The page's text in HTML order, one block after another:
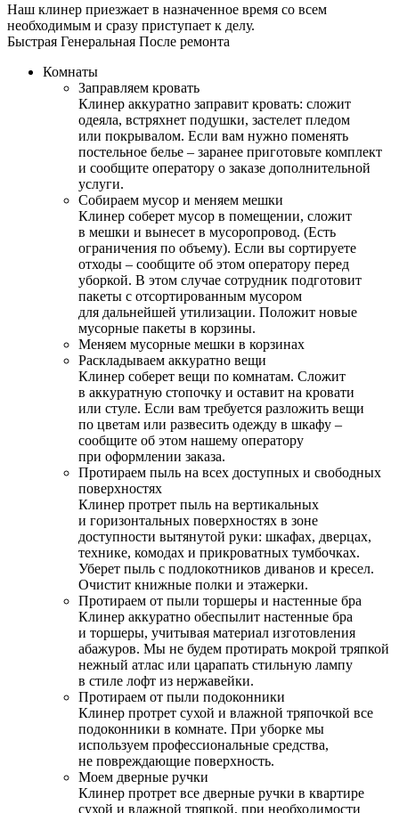
Наш клинер приезжает в назначенное время со всем
необходимым и сразу приступает к делу.
Быстрая Генеральная После ремонта
Комнаты
Заправляем кровать
Клинер аккуратно заправит кровать: сложит
одеяла, встряхнет подушки, застелет пледом
или покрывалом. Если вам нужно поменять
постельное белье – заранее приготовьте комплект
и сообщите оператору о заказе дополнительной
услуги.
Собираем мусор и меняем мешки
Клинер соберет мусор в помещении, сложит
в мешки и вынесет в мусоропровод. (Есть
ограничения по объему). Если вы сортируете
отходы – сообщите об этом оператору перед
уборкой. В этом случае сотрудник подготовит
пакеты с отсортированным мусором
для дальнейшей утилизации. Положит новые
мусорные пакеты в корзины.
Меняем мусорные мешки в корзинах
Раскладываем аккуратно вещи
Клинер соберет вещи по комнатам. Сложит
в аккуратную стопочку и оставит на кровати
или стуле. Если вам требуется разложить вещи
по цветам или развесить одежду в шкафу –
сообщите об этом нашему оператору
при оформлении заказа.
Протираем пыль на всех доступных и свободных
поверхностях
Клинер протрет пыль на вертикальных
и горизонтальных поверхностях в зоне
доступности вытянутой руки: шкафах, дверцах,
технике, комодах и прикроватных тумбочках.
Уберет пыль с подлокотников диванов и кресел.
Очистит книжные полки и этажерки.
Протираем от пыли торшеры и настенные бра
Клинер аккуратно обеспылит настенные бра
и торшеры, учитывая материал изготовления
абажуров. Мы не будем протирать мокрой тряпкой
нежный атлас или царапать стильную лампу
в стиле лофт из нержавейки.
Протираем от пыли подоконники
Клинер протрет сухой и влажной тряпочкой все
подоконники в комнате. При уборке мы
используем профессиональные средства,
не повреждающие поверхность.
Моем дверные ручки
Клинер протрет все дверные ручки в квартире
сухой и влажной тряпкой, при необходимости